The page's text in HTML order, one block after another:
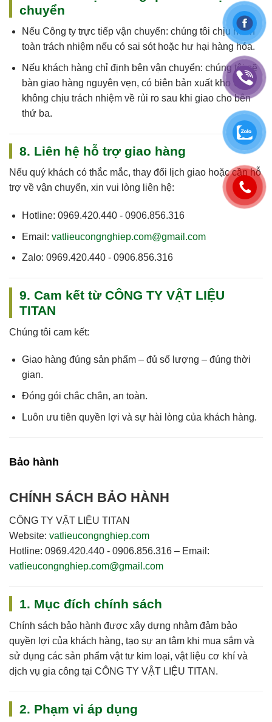
chuyển
Nếu Công ty trực tiếp vận chuyển: chúng tôi chịu hoàn
toàn trách nhiệmnếu có sai sót hoặc hư hại hàng hóa.
Nếu khách hàng chỉ định bên vận chuyển: chúng tôi sẽ
bàn giao hàng nguyên vẹn, có biên bản xuất kho và
không chịu trách nhiệm về rủi ro sau khi giao cho bên
thứ ba.
8. Liên hệ hỗ trợ giao hàng
Nếu quý khách có thắc mắc, thay đổi lịch giao hoặc cần hỗ
trợ về vận chuyển, xin vui lòng liên hệ:
Hotline: 0969.420.440 - 0906.856.316
Email: vatlieucongnghiep.com@gmail.com
Zalo: 0969.420.440 - 0906.856.316
9. Cam kết từ CÔNG TY VẬT LIỆU
TITAN
Chúng tôi cam kết:
Giao hàng đúng sản phẩm – đủ số lượng – đúng thời
gian.
Đóng gói chắc chắn, an toàn.
Luôn ưu tiên quyền lợi và sự hài lòng của khách hàng.
Bảo hành
CHÍNH SÁCH BẢO HÀNH
CÔNG TY VẬT LIỆU TITAN
Website: vatlieucongnghiep.com
Hotline: 0969.420.440 - 0906.856.316 – Email:
vatlieucongnghiep.com@gmail.com
1. Mục đích chính sách
Chính sách bảo hành được xây dựng nhằm đảm bảo
quyền lợi của khách hàng, tạo sự an tâm khi mua sắm và
sử dụng các sản phẩm vật tư kim loại, vật liệu cơ khí và
dịch vụ gia công tại CÔNG TY VẬT LIỆU TITAN .
2. Phạm vi áp dụng